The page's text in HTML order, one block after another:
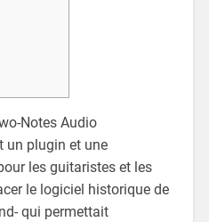
Notes Audio
un plugin et une
les guitaristes et les
le logiciel historique de
qui permettait